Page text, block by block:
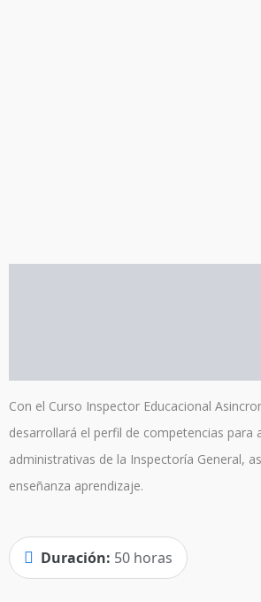
Con el Curso Inspector Educacional
desarrollará el perfil de competencias para
administrativas de la Inspectoría General,
enseñanza aprendizaje.
Duración: 50 horas